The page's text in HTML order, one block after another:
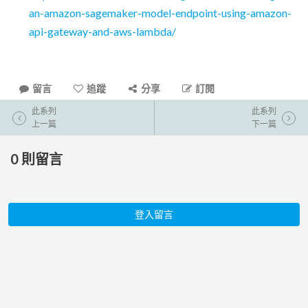
an-amazon-sagemaker-model-endpoint-using-amazon-
api-gateway-and-aws-lambda/
留言 追蹤 分享 訂閱
此系列
上一篇
此系列
下一篇
0 則留言
登入留言